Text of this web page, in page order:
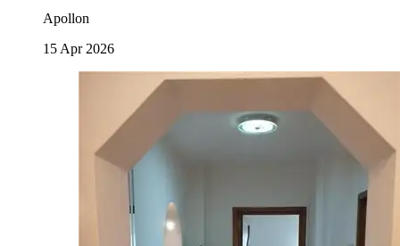
Apollon
15 Apr 2026